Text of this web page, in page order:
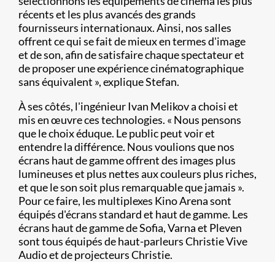
récents et les plus avancés des grands
fournisseurs internationaux. Ainsi, nos salles
offrent ce qui se fait de mieux en termes d'image
et de son, afin de satisfaire chaque spectateur et
de proposer une expérience cinématographique
sans équivalent », explique Stefan.
À ses côtés, l'ingénieur Ivan Melikov a choisi et
mis en œuvre ces technologies. « Nous pensons
que le choix éduque. Le public peut voir et
entendre la différence. Nous voulions que nos
écrans haut de gamme offrent des images plus
lumineuses et plus nettes aux couleurs plus riches,
et que le son soit plus remarquable que jamais ».
Pour ce faire, les multiplexes Kino Arena sont
équipés d'écrans standard et haut de gamme. Les
écrans haut de gamme de Sofia, Varna et Pleven
sont tous équipés de haut-parleurs Christie Vive
Audio et de projecteurs Christie.